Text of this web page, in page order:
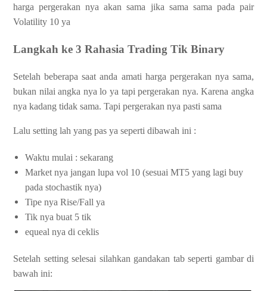
harga pergerakan nya akan sama jika sama sama pada pair
Volatility 10 ya
Langkah ke 3 Rahasia Trading Tik Binary
Setelah beberapa saat anda amati harga pergerakan nya sama,
bukan nilai angka nya lo ya tapi pergerakan nya. Karena angka
nya kadang tidak sama. Tapi pergerakan nya pasti sama
Lalu setting lah yang pas ya seperti dibawah ini :
Waktu mulai : sekarang
Market nya jangan lupa vol 10 (sesuai MT5 yang lagi buy
pada stochastik nya)
Tipe nya Rise/Fall ya
Tik nya buat 5 tik
equeal nya di ceklis
Setelah setting selesai silahkan gandakan tab seperti gambar di
bawah ini: